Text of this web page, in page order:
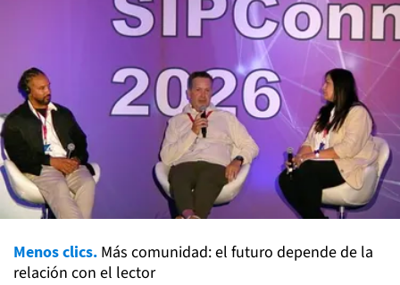
Menos clics. Más comunidad: el futuro depende de la
relación con el lector